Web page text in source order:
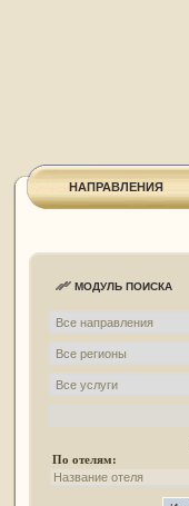
НАПРАВЛЕНИЯ
МОДУЛЬ ПОИСКА
По отелям: